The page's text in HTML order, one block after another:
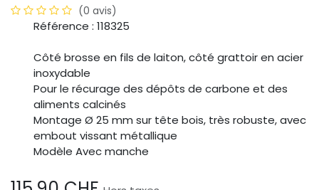
(0 avis)
Référence : 118325
Côté brosse en fils de laiton, côté grattoir en acier
inoxydable
Pour le récurage des dépôts de carbone et des
aliments calcinés
Montage Ø 25 mm sur tête bois, très robuste, avec
embout vissant métallique
Modèle Avec manche